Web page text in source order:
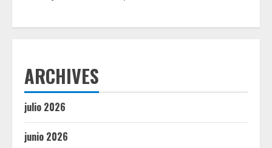
ARCHIVES
julio 2026
junio 2026